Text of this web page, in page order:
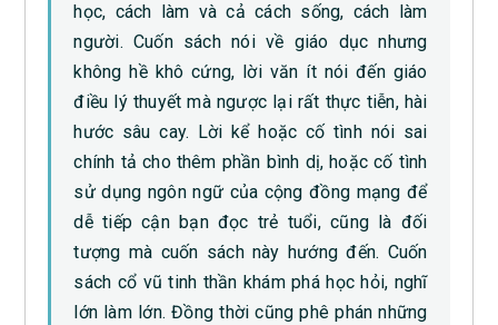
học, cách làm và cả cách sống, cách làm
người. Cuốn sách nói về giáo dục nhưng
không hề khô cứng, lời văn ít nói đến giáo
điều lý thuyết mà ngược lại rất thực tiễn, hài
hước sâu cay. Lời kể hoặc cố tình nói sai
chính tả cho thêm phần bình dị, hoặc cố tình
sử dụng ngôn ngữ của cộng đồng mạng để
dễ tiếp cận bạn đọc trẻ tuổi, cũng là đối
tượng mà cuốn sách này hướng đến. Cuốn
sách cổ vũ tinh thần khám phá học hỏi, nghĩ
lớn làm lớn. Đồng thời cũng phê phán những